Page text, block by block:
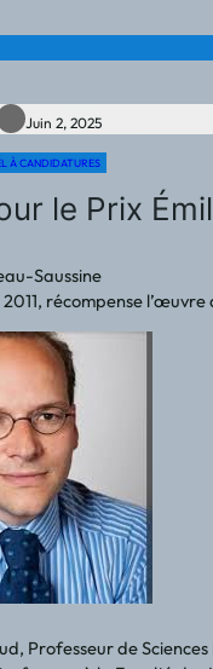
Juin 2, 2025
À CANDIDATURES
le Prix
Saussine
récompense
Professeur de